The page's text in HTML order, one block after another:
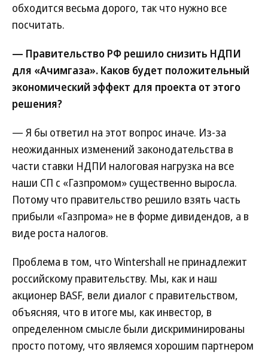
обходится весьма дорого, так что нужно все
посчитать.
— Правительство РФ решило снизить НДПИ
для «Ачимгаза». Каков будет положительный
экономический эффект для проекта от этого
решения?
— Я бы ответил на этот вопрос иначе. Из-за
неожиданных изменений законодательства в
части ставки НДПИ налоговая нагрузка на все
наши СП с «Газпромом» существенно выросла.
Потому что правительство решило взять часть
прибыли «Газпрома» не в форме дивидендов, а в
виде роста налогов.
Проблема в том, что Wintershall не принадлежит
российскому правительству. Мы, как и наш
акционер BASF, вели диалог с правительством,
объясняя, что в итоге мы, как инвестор, в
определенном смысле были дискриминированы
просто потому, что являемся хорошим партнером